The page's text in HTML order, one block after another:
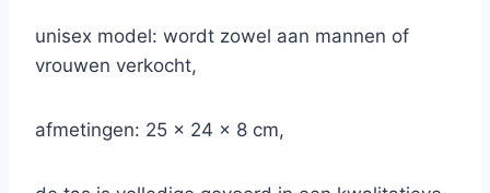
unisex model: wordt zowel aan mannen of
vrouwen verkocht,
afmetingen: 25 x 24 x 8 cm,